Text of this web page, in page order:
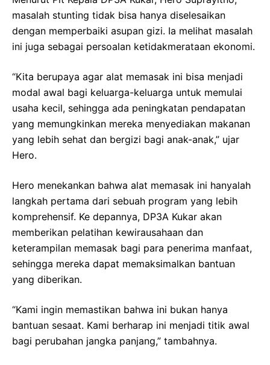
masalah stunting tidak bisa hanya diselesaikan
dengan memperbaiki asupan gizi. Ia melihat masalah
ini juga sebagai persoalan ketidakmerataan ekonomi.
“Kita berupaya agar alat memasak ini bisa menjadi
modal awal bagi keluarga-keluarga untuk memulai
usaha kecil, sehingga ada peningkatan pendapatan
yang memungkinkan mereka menyediakan makanan
yang lebih sehat dan bergizi bagi anak-anak,” ujar
Hero.
Hero menekankan bahwa alat memasak ini hanyalah
langkah pertama dari sebuah program yang lebih
komprehensif. Ke depannya, DP3A Kukar akan
memberikan pelatihan kewirausahaan dan
keterampilan memasak bagi para penerima manfaat,
sehingga mereka dapat memaksimalkan bantuan
yang diberikan.
“Kami ingin memastikan bahwa ini bukan hanya
bantuan sesaat. Kami berharap ini menjadi titik awal
bagi perubahan jangka panjang,” tambahnya.